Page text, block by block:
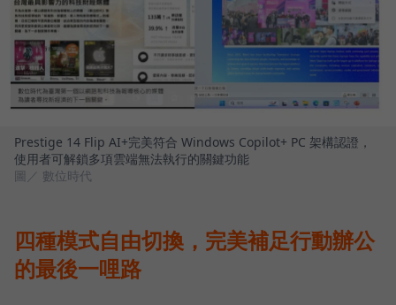
Prestige 14 Flip AI+完美符合 Windows Copilot+ PC 架構認證，
使用者可解鎖多項雲端無法執行的關鍵功能
圖／ 數位時代
四種模式自由切換，完美補足行動辦公
的最後一哩路